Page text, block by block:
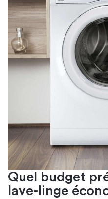
Quel budget
lave-linge